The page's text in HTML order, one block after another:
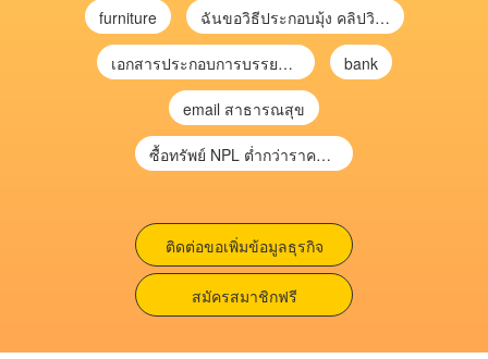
furniture ฉันขอวิธีประกอบมุ้ง คลิปวิดีโอ การประกอบมุ้ง
เอกสารประกอบการบรรยาย การประเมินความเสี่ยงเพื่อวางแผนการตรวจสอบ \ bank
email สาธารณสุข
ซื้อทรัพย์ NPL ต่ำกว่าราคาตลาด 30-70% แบบไม่ต้องไปประมูล”
ติดต่อขอเพิ่มข้อมูลธุรกิจ
สมัครสมาชิกฟรี